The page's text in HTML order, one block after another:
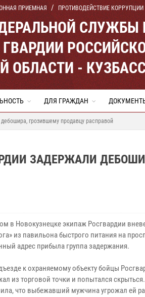
ПРИЕМНАЯ ПРОТИВОДЕЙСТВИЕ КОРРУПЦИИ
СЛУЖБЫ
ОБЛАСТИ -
ДЛЯ ГРАЖДАН
грозившему продавцу расправой
ЗАДЕРЖАЛИ
в Новокузнецке экипаж Росгвардии
из павильона быстрого питания на
адрес прибыла группа задержания.
к охраняемому объекту бойцы
из торговой точки и попытался
что выбежавший мужчина угрожал ей